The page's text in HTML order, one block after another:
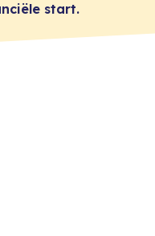
start.